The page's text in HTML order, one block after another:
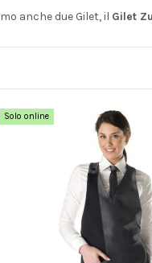
anche due Gilet, il Gilet
Solo online